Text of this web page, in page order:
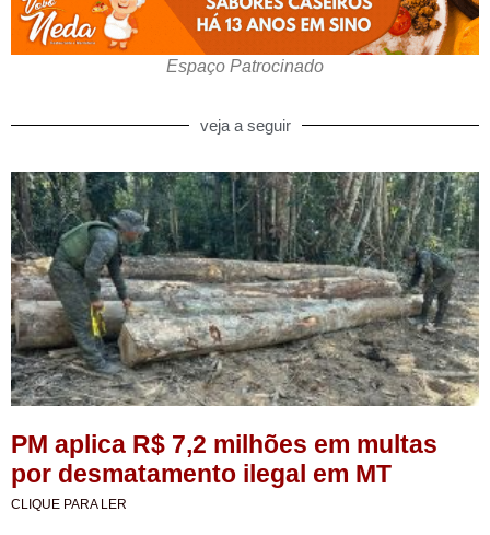
Espaço Patrocinado
veja a seguir
PM aplica R$ 7,2 milhões em multas
por desmatamento ilegal em MT
CLIQUE PARA LER